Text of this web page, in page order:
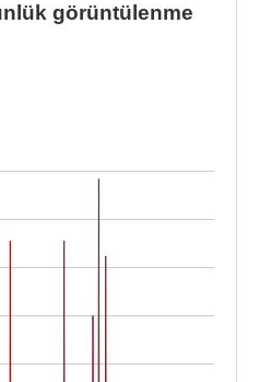
görüntülenme